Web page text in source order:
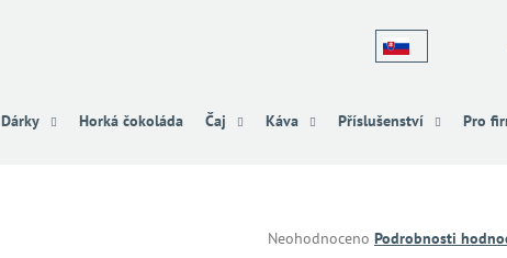
Dárky Horká čokoláda Čaj Káva Příslušenství Pro
Průměrné
Neohodnoceno Podrobnosti
Co potřebujete najít?